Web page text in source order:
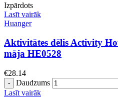
Izpārdots
Lasīt vairāk
Huanger
Aktivitātes dēlis Activity
māja HE0528
€28.14
Daudzums
Lasīt vairāk